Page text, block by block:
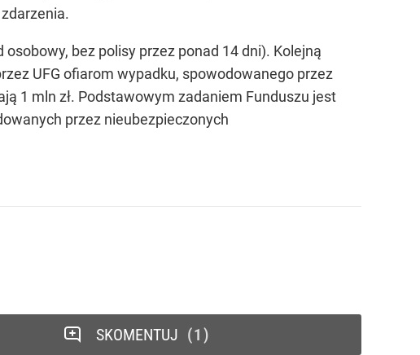
bez polisy przez ponad 14 dni). Kolejną
UFG ofiarom wypadku, spowodowanego przez
1 mln zł. Podstawowym zadaniem Funduszu jest
przez nieubezpieczonych
SKOMENTUJ 1